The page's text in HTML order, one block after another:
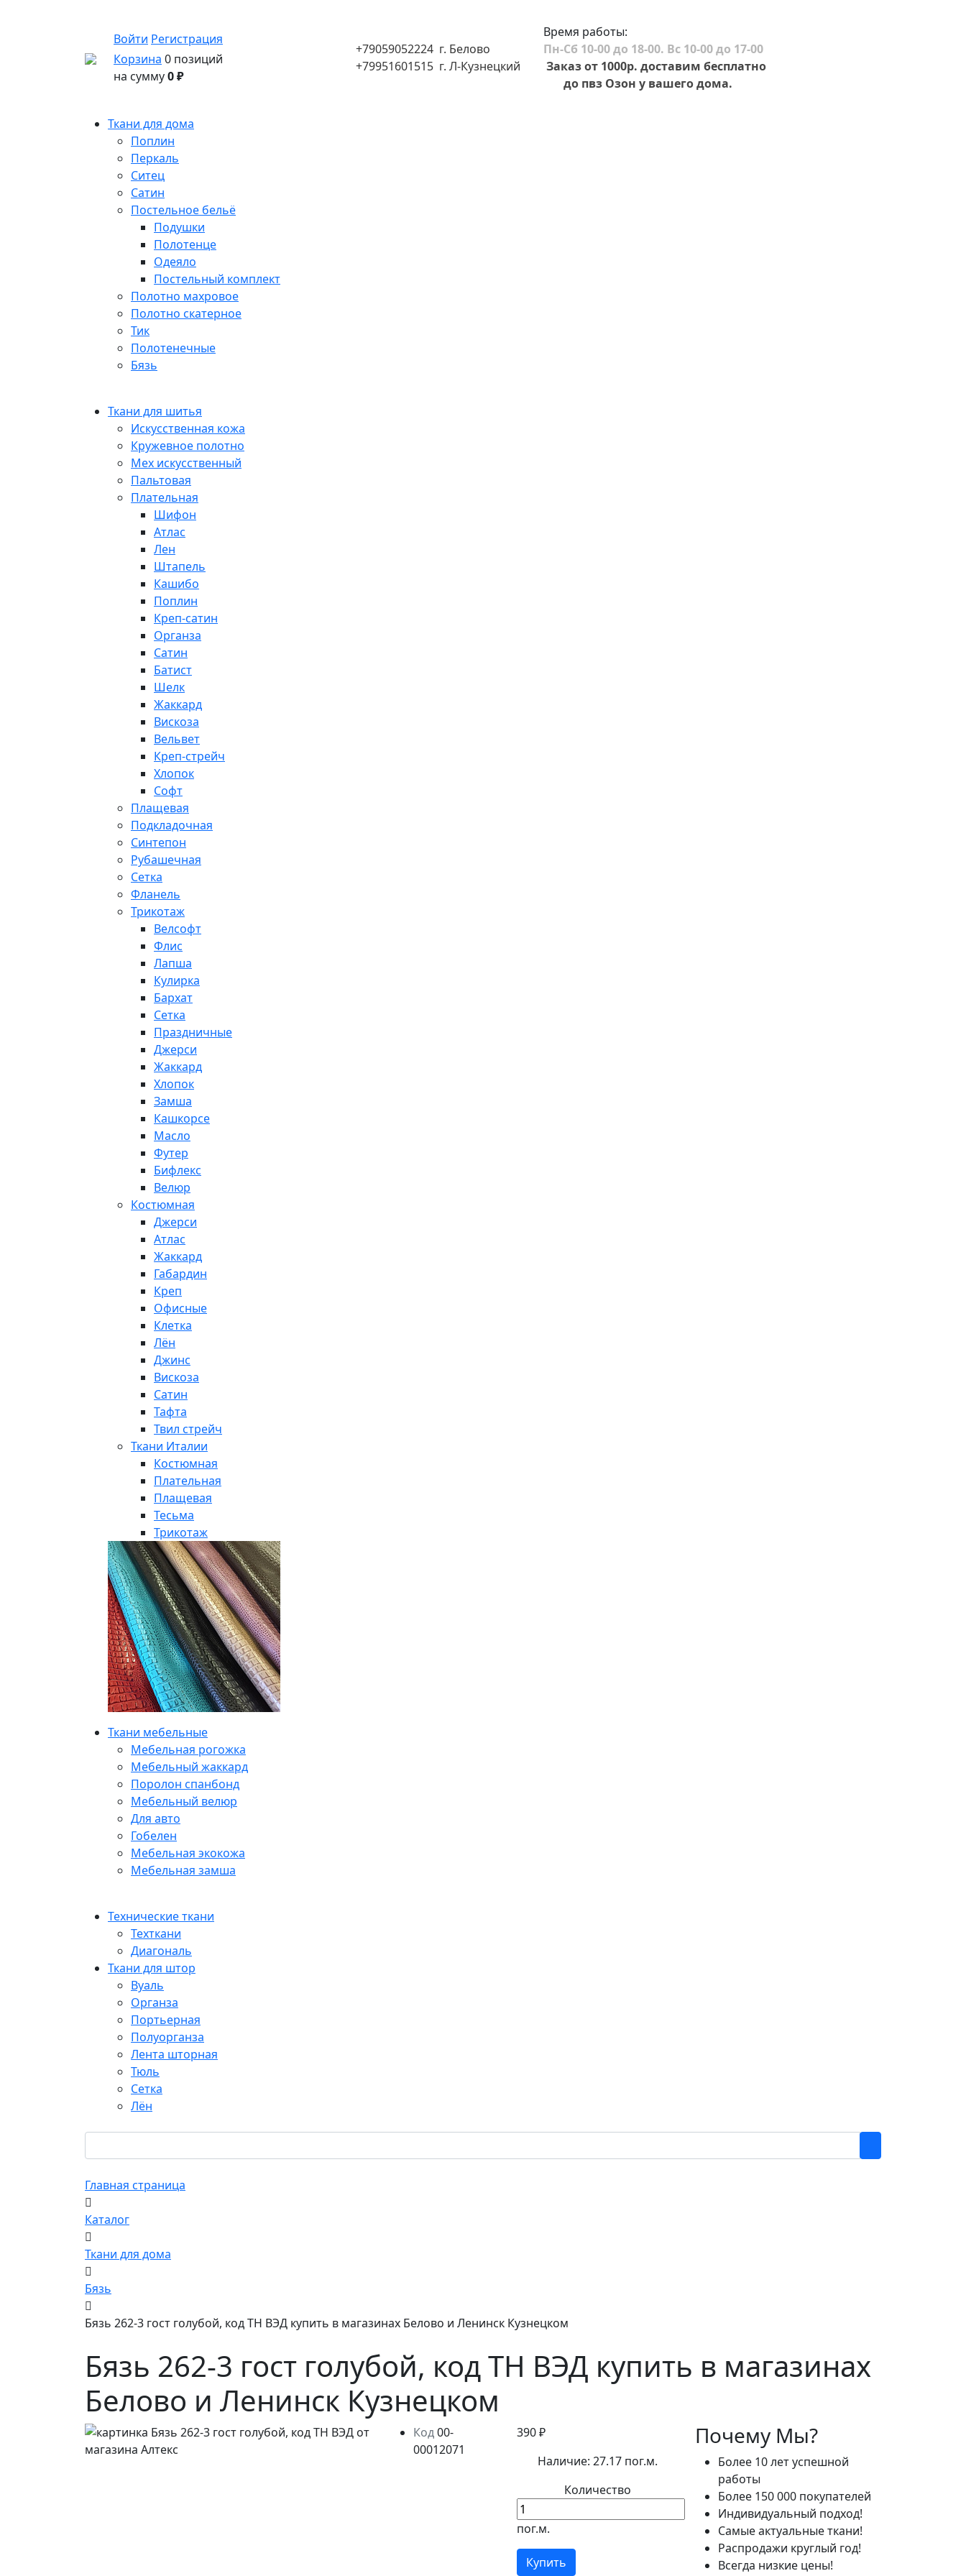
Войти Регистрация
Корзина 0 позиций
на сумму0 ₽
+79059052224 г. Белово
+79951601515 г. Л-Кузнецкий
Время работы:
Пн-Сб 10-00 до 18-00. Вс 10-00 до 17-00
Заказ от 1000р. доставим бесплатно
до пвз Озон у вашего дома.
Ткани для дома
Поплин
Перкаль
Ситец
Сатин
Постельное бельё
Подушки
Полотенце
Одеяло
Постельный комплект
Полотно махровое
Полотно скатерное
Тик
Полотенечные
Бязь
Ткани для шитья
Искусственная кожа
Кружевное полотно
Мех искусственный
Пальтовая
Плательная
Шифон
Атлас
Лен
Штапель
Кашибо
Поплин
Креп-сатин
Органза
Сатин
Батист
Шелк
Жаккард
Вискоза
Вельвет
Креп-стрейч
Хлопок
Софт
Плащевая
Подкладочная
Синтепон
Рубашечная
Сетка
Фланель
Трикотаж
Велсофт
Флис
Лапша
Кулирка
Бархат
Сетка
Праздничные
Джерси
Жаккард
Хлопок
Замша
Кашкорсе
Масло
Футер
Бифлекс
Велюр
Костюмная
Джерси
Атлас
Жаккард
Габардин
Креп
Офисные
Клетка
Лён
Джинс
Вискоза
Сатин
Тафта
Твил стрейч
Ткани Италии
Костюмная
Плательная
Плащевая
Тесьма
Трикотаж
Ткани мебельные
Мебельная рогожка
Мебельный жаккард
Поролон спанбонд
Мебельный велюр
Для авто
Гобелен
Мебельная экокожа
Мебельная замша
Технические ткани
Техткани
Диагональ
Ткани для штор
Вуаль
Органза
Портьерная
Полуорганза
Лента шторная
Тюль
Сетка
Лён
Главная страница
Каталог
Ткани для дома
Бязь
Бязь 262-3 гост голубой, код ТН ВЭД купить в магазинах Белово и Ленинск Кузнецком
Бязь 262-3 гост голубой, код ТН ВЭД купить в магазинах
Белово и Ленинск Кузнецком
Код 00-
00012071
390 ₽
Наличие: 27.17 пог.м.
Количество
пог.м.
Купить
Почему Мы?
Более 10 лет успешной
работы
Более 150 000 покупателей
Индивидуальный подход!
Самые актуальные ткани!
Распродажи круглый год!
Всегда низкие цены!